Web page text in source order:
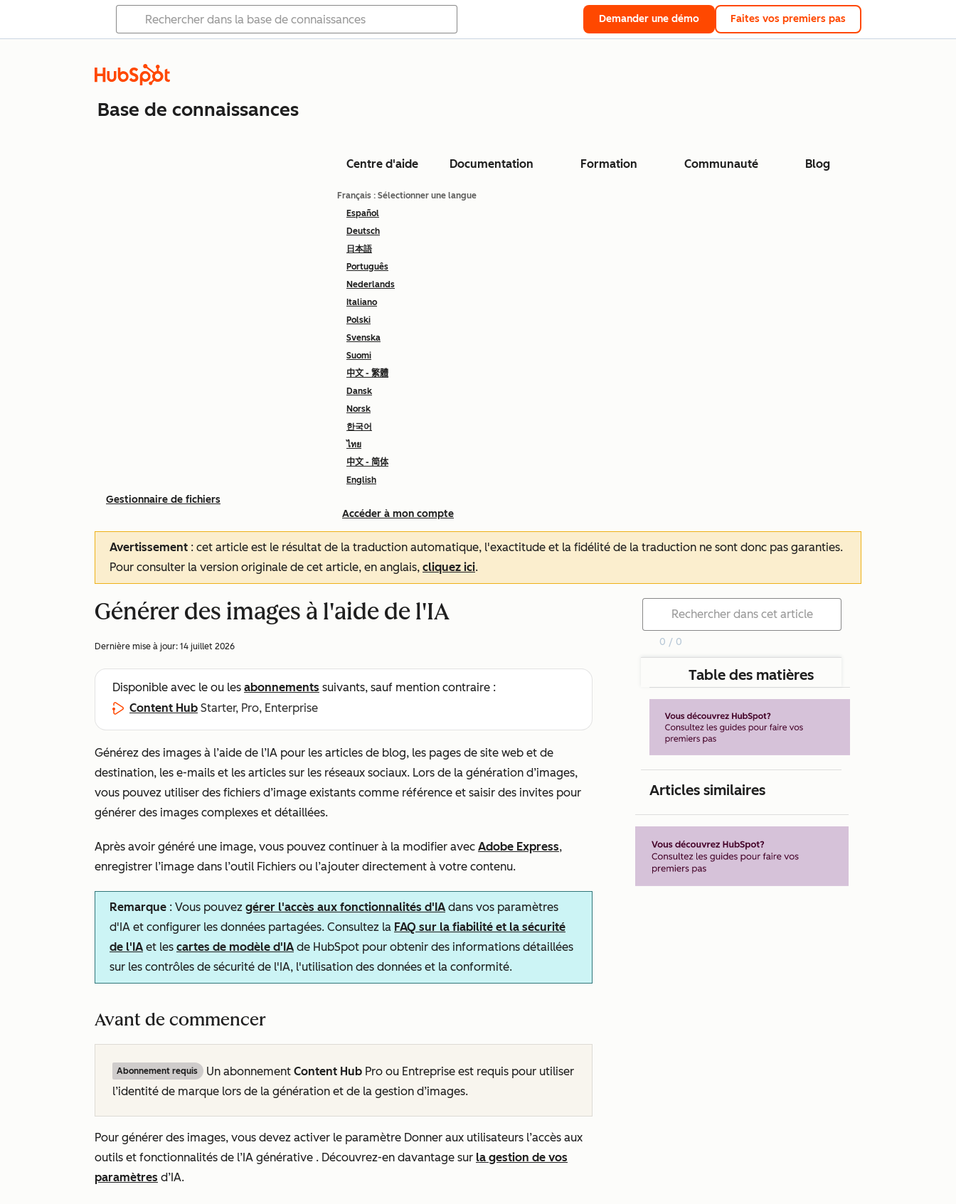
Demander une démo Faites vos premiers pas
Base de connaissances
Centre d'aide Documentation Formation Communauté Blog
Français : Sélectionner une langue
Español
Deutsch
日本語
Português
Nederlands
Italiano
Polski
Svenska
Suomi
中文 - 繁體
Dansk
Norsk
한국어
ไทย
中文 - 简体
English
Accéder à mon compte
Gestionnaire de fichiers
Avertissement : cet article est le résultat de la traduction automatique, l'exactitude et la fidélité de la traduction ne sont donc pas garanties.
Pour consulter la version originale de cet article, en anglais, cliquez ici.
Générer des images à l'aide de l'IA
Dernière mise à jour: 14 juillet 2026
Disponible avec le ou les abonnements suivants, sauf mention contraire :
Content Hub Starter, Pro, Enterprise
Générez des images à l’aide de l’IA pour les articles de blog, les pages de site web et de
destination, les e-mails et les articles sur les réseaux sociaux. Lors de la génération d’images,
vous pouvez utiliser des fichiers d’image existants comme référence et saisir des invites pour
générer des images complexes et détaillées.
Après avoir généré une image, vous pouvez continuer à la modifier avec Adobe Express,
enregistrer l’image dans l’outil Fichiers ou l’ajouter directement à votre contenu.
Remarque : Vous pouvez gérer l'accès aux fonctionnalités d'IA dans vos paramètres
d'IA et configurer les données partagées. Consultez la FAQ sur la fiabilité et la sécurité
de l'IA et les cartes de modèle d'IA de HubSpot pour obtenir des informations détaillées
sur les contrôles de sécurité de l'IA, l'utilisation des données et la conformité.
Avant de commencer
Abonnement requis Un abonnement Content Hub Pro ou Entreprise est requis pour utiliser
l’identité de marque lors de la génération et de la gestion d’images.
Pour générer des images, vous devez activer le paramètre Donner aux utilisateurs l’accès aux
outils et fonctionnalités de l’IA générative . Découvrez-en davantage sur la gestion de vos
paramètres d’IA.
0 / 0
Table des matières
Articles similaires